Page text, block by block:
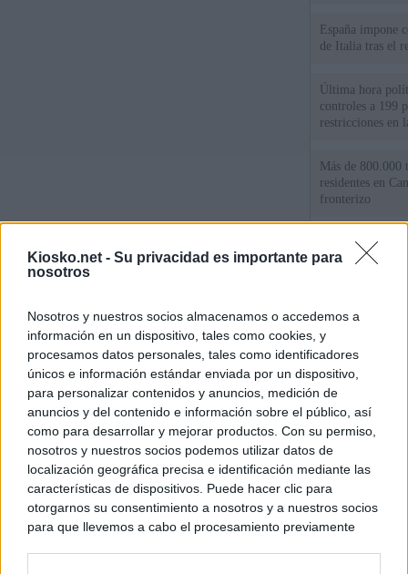
Kiosko.net - Su privacidad es importante para
nosotros
Nosotros y nuestros socios almacenamos o accedemos a
información en un dispositivo, tales como cookies, y
procesamos datos personales, tales como identificadores
únicos e información estándar enviada por un dispositivo,
para personalizar contenidos y anuncios, medición de
anuncios y del contenido e información sobre el público, así
como para desarrollar y mejorar productos. Con su permiso,
nosotros y nuestros socios podemos utilizar datos de
localización geográfica precisa e identificación mediante las
características de dispositivos. Puede hacer clic para
otorgarnos su consentimiento a nosotros y a nuestros socios
para que llevemos a cabo el procesamiento previamente
España impone
de Italia tras el
Última hora
controles a 199
restricciones en
Más de 800.000
residentes en
fronterizo
Qué hay detrás
España por la
personas se
algo"
© Kiosko.net Aviso Legal Privacidad y Cookies